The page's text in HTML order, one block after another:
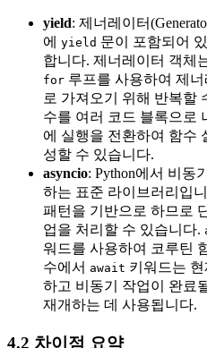
yield: 제너레이터
에 yield 문이 포함되어
합니다. 제너레이터 객체
for 루프를 사용하여 제
로 가져오기 위해 반복할
수를 여러 코드 블록으로
에 실행을 전환하여 함수
성할 수 있습니다.
asyncio: Python에서 비동
하는 표준 라이브러리입
패턴을 기반으로 하므로
업을 처리할 수 있습니다.
워드를 사용하여 코루틴
수에서 await 키워드는
하고 비동기 작업이 완료
재개하는 데 사용됩니다.
4.2 차이점 요약